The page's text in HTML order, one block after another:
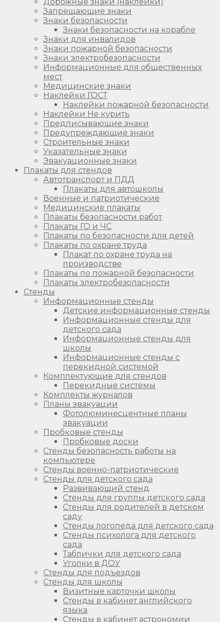
Запрещающие знаки
Знаки безопасности
Знаки безопасности на корабле
Знаки для инвалидов
Знаки пожарной безопасности
Знаки электробезопасности
Информационные для общественных
мест
Медицинские знаки
Наклейки ГОСТ
Наклейки пожарной безопасности
Наклейки Не курить
Предписывающие знаки
Предупреждающие знаки
Строительные знаки
Указательные знаки
Эвакуационные знаки
Плакаты для стендов
Автотранспорт и ПДД
Плакаты для автошколы
Военные и патриотические
Медицинские плакаты
Плакаты безопасности работ
Плакаты ГО и ЧС
Плакаты по безопасности для детей
Плакаты по охране труда
Плакат по охране труда на
производстве
Плакаты по пожарной безопасности
Плакаты электробезопасности
Стенды
Информационные стенды
Детские информационные стенды
Информационные стенды для
детского сада
Информационные стенды для
школы
Информационные стенды с
перекидной системой
Комплектующие для стендов
Перекидные системы
Комплекты журналов
Планы эвакуации
Фотолюминесцентные планы
эвакуации
Пробковые стенды
Пробковые доски
Стенды безопасность работы на
компьютере
Стенды военно-патриотические
Стенды для детского сада
Развивающий стенд
Стенды для группы детского сада
Стенды для родителей в детском
саду
Стенды логопеда для детского сада
Стенды психолога для детского
сада
Таблички для детского сада
Уголки в ДОУ
Стенды для подъездов
Стенды для школы
Визитные карточки школы
Стенды в кабинет английского
языка
Стенды в кабинет астрономии